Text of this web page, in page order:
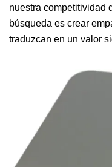
nuestra competitividad
búsqueda es crear
traduzcan en un valor